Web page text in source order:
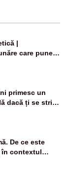
|
care pune
era
primesc un
dacă ți se strică
De ce este
în contextul